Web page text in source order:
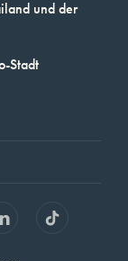
und der
Stadt